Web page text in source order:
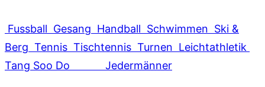
Fussball Gesang Handball Schwimmen Ski &
Berg Tennis Tischtennis Turnen Leichtathletik
Tang Soo Do
Jedermänner